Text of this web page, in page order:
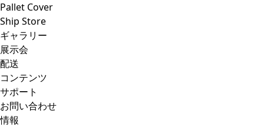
Pallet Cover
Ship Store
ギャラリー
展示会
配送
コンテンツ
サポート
お問い合わせ
情報